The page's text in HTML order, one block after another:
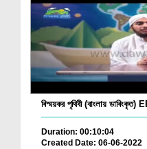
বিস্ময়কর পৃথিবী (বাংলায় ডাবিংকৃত)
Duration: 00:10:04
Created Date: 06-06-2022